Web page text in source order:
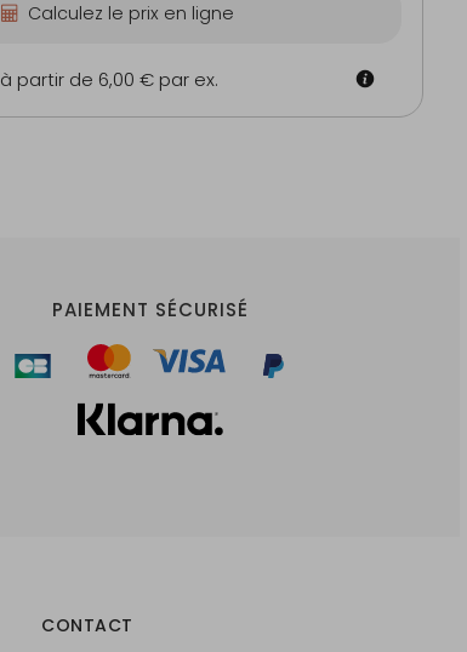
Calculez le prix en ligne
à partir de 6,00 € par ex.
PAIEMENT SÉCURISÉ
CONTACT